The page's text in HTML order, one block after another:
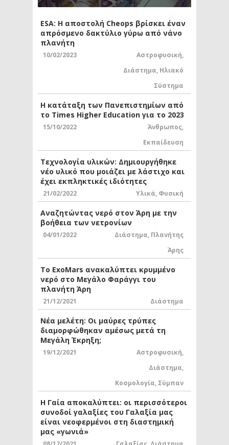
ESA: Η αποστολή Cheops βρίσκει έναν
απρόσμενο δακτύλιο γύρω από νάνο
πλανήτη
10/02/2023 Αστροφυσική,
Διάστημα, Ηλιακό
Σύστημα
Η κατάταξη των Πανεπιστημίων από
το Times Higher Education για το 2023
15/10/2022 Άνθρωπος,
Εκπαίδευση
Τεχνολογία υλικών: Δημιουργήθηκε
νέο υλικό που μοιάζει με λάστιχο και
έχει εκπληκτικές ιδιότητες
21/02/2022 Υλικά, Φυσική
Αναζητώντας νερό στον Άρη με την
βοήθεια των νετρονίων
04/01/2022 Διάστημα, Πλανήτης
Άρης
Το ExoMars ανακαλύπτει κρυμμένο
νερό στο Μεγάλο Φαράγγι του
πλανήτη Άρη
21/12/2021 Διάστημα
Νέα μελέτη: Οι μαύρες τρύπες
διαμορφώθηκαν αμέσως μετά τη
Μεγάλη Έκρηξη;
19/12/2021 Αστροφυσική,
Διάστημα,
Κοσμολογία, Σύμπαν
Η Γαία αποκαλύπτει: οι περισσότεροι
συνοδοί γαλαξίες του Γαλαξία μας
είναι νεοφερμένοι στη διαστημική
μας «γωνιά»